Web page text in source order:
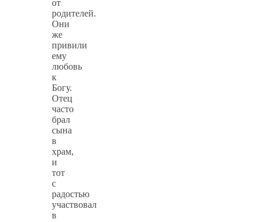
от
родителей.
Они
же
привили
ему
любовь
к
Богу.
Отец
часто
брал
сына
в
храм,
и
тот
с
радостью
участвовал
в